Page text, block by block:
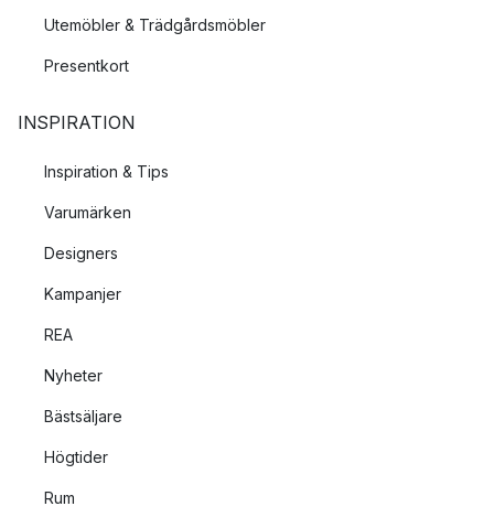
Utemöbler & Trädgårdsmöbler
Presentkort
INSPIRATION
Inspiration & Tips
Varumärken
Designers
Kampanjer
REA
Nyheter
Bästsäljare
Högtider
Rum